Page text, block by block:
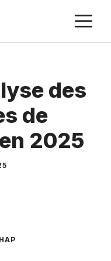
des
de
2025